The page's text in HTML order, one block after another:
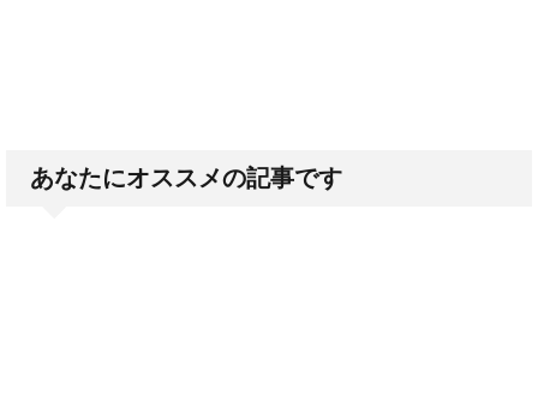
あなたにオススメの記事です